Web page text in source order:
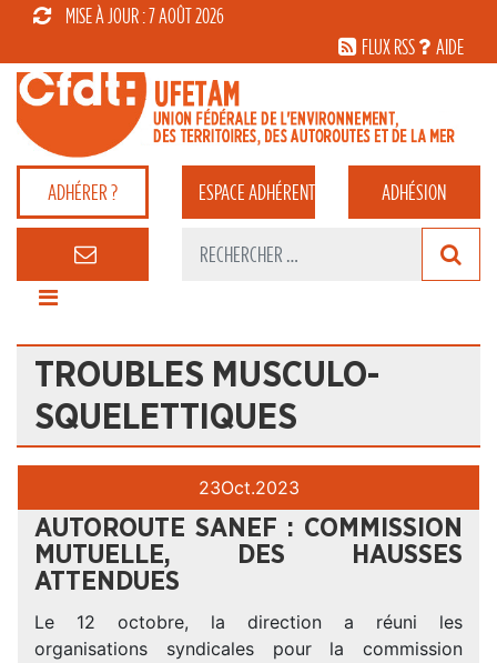
MISE À JOUR : 7 AOÛT 2026
FLUX RSS
AIDE
ADHÉRER ? ESPACEADHÉRENT ADHÉSION
TROUBLES MUSCULO-
SQUELETTIQUES
23Oct.2023
AUTOROUTE SANEF : COMMISSION
MUTUELLE, DES HAUSSES
ATTENDUES
Le 12 octobre, la direction a réuni les
organisations syndicales pour la commission